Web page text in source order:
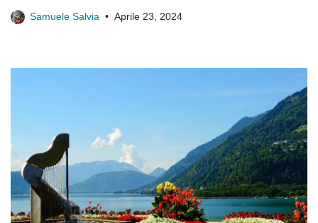
Samuele Salvia Aprile 23, 2024